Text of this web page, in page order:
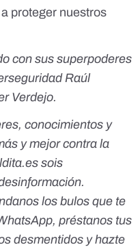
proteger nuestros
con sus superpoderes
Raúl
Verdejo.
conocimientos y
y mejor contra la
sois
los bulos que te
préstanos tus
desmentidos yhazte